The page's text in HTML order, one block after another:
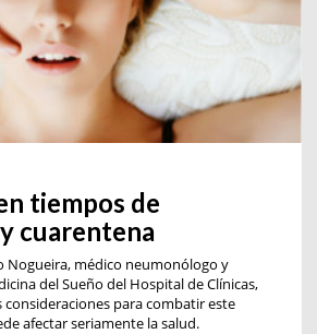
tiempos de
cuarentena
Nogueira, médico neumonólogo y
del Sueño del Hospital de Clínicas,
consideraciones para combatir este
afectar seriamente la salud.